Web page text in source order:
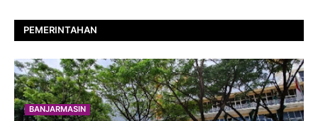
PEMERINTAHAN
BANJARMASIN